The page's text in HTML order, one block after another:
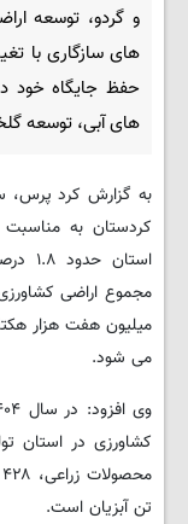
و گردو، توسعه
های سازگاری با
حفظ جایگاه خود
های آبی، توسعه
به گزارش کرد پرس،
کردستان به
مجموع اراضی
میلیون هفت هزار
می شود.
تن آبزیان است.